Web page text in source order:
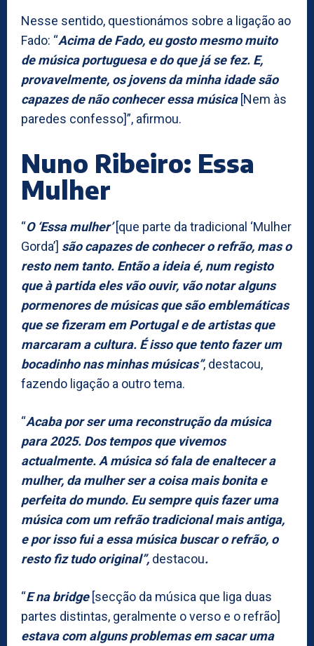
Nesse sentido, questionámos sobre a ligação ao
Fado: “Acima de Fado, eu gosto mesmo muito
de música portuguesa e do que já se fez. E,
provavelmente, os jovens da minha idade são
capazes de não conhecer essa música[Nem às
paredes confesso]”, afirmou.
Nuno Ribeiro: Essa
Mulher
“O ‘Essa mulher’[que parte da tradicional ‘Mulher
Gorda’] são capazes de conhecer o refrão, mas o
resto nem tanto. Então a ideia é, num registo
que à partida eles vão ouvir, vão notar alguns
pormenores de músicas que são emblemáticas
que se fizeram em Portugal e de artistas que
marcaram a cultura. É isso que tento fazer um
bocadinho nas minhas músicas”, destacou,
fazendo ligação a outro tema.
“Acaba por ser uma reconstrução da música
para 2025. Dos tempos que vivemos
actualmente. A música só fala de enaltecer a
mulher, da mulher ser a coisa mais bonita e
perfeita do mundo. Eu sempre quis fazer uma
música com um refrão tradicional mais antiga,
e por isso fui a essa música buscar o refrão, o
resto fiz tudo original”, destacou.
“E na bridge[secção da música que liga duas
partes distintas, geralmente o verso e o refrão]
estava com alguns problemas em sacar uma